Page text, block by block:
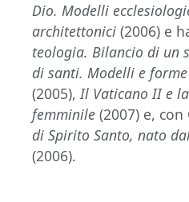
Dio. Modelli
architettonici (2006) e
teologia. Bilancio di un
di santi. Modelli e
(2005),Il Vaticano II e
femminile (2007) e,
di Spirito Santo, nato
(2006).